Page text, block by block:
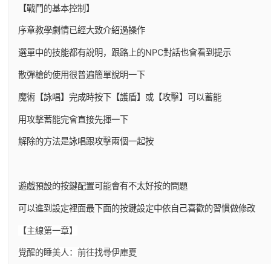
【戰鬥的基本控制】
序章教學劇情已經大致介紹過操作
選單中的技能都有說明，跟路上的NPC對話也會看到提示
散彈槍的使用很普遍簡單說明一下
魔術【詠唱】完成時按下【護盾】或【攻擊】可以蓄能
用攻擊蓄能完會直接先揮一下
解除的方法是詠唱跟攻擊兩個一起按
遊戲預設的按鍵配置可能會有不太好按的問題
可以進到設定裡面最下面的按鍵設定中依自己喜歡的習慣做修改
【主線第一章】
覺醒的睡美人：前往找尋伊庫夏